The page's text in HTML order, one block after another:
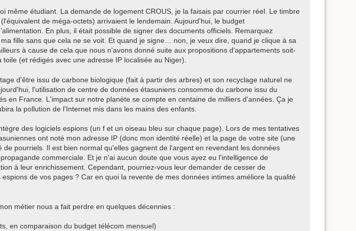
même étudiant. La demande de logement CROUS, je la faisais par courrier réel. Le timbre
de méga-octets) arrivaient le lendemain. Aujourd'hui, le budget
En plus, il était possible de signer des documents officiels. Remarquez
fille sans que cela ne se voit. Et quand je signe… non, je veux dire, quand je clique à sa
à cause de cela que nous n'avons donné suite aux propositions d'appartements soit-
(et rédigés avec une adresse IP localisée au Niger).
d'être issu de carbone biologique (fait à partir des arbres) et son recyclage naturel ne
l'utilisation de centre de données étasuniens consomme du carbone issu du
en France. L'impact sur notre planète se compte en centaine de milliers d'années. Ça je
la pollution de l'Internet mis dans les mains des enfants.
des logiciels espions (un f et un oiseau bleu sur chaque page). Lors de mes tentatives
ont noté mon adresse IP (donc mon identité réelle) et la page de votre site (une
pourriels. Il est bien normal qu'elles gagnent de l'argent en revendant les données
commerciale. Et je n'ai aucun doute que vous ayez eu l'intelligence de
à leur enrichissement. Cependant, pourriez-vous leur demander de cesser de
de vos pages ? Car en quoi la revente de mes données intimes améliore la qualité
métier nous a fait perdre en quelques décennies :
en comparaison du budget télécom mensuel)